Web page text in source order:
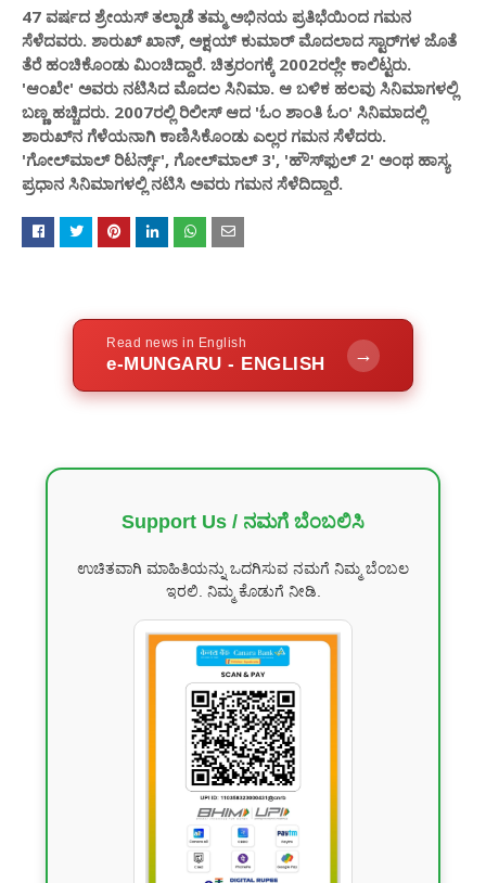
47 ವರ್ಷದ ಶ್ರೇಯಸ್ ತಲ್ಪಾಡೆ ತಮ್ಮ ಅಭಿನಯ ಪ್ರತಿಭೆಯಿಂದ ಗಮನ
ಸೆಳೆದವರು. ಶಾರುಖ್ ಖಾನ್, ಅಕ್ಷಯ್ ಕುಮಾರ್ ಮೊದಲಾದ ಸ್ಟಾರ್‌ಗಳ ಜೊತೆ
ತೆರೆ ಹಂಚಿಕೊಂಡು ಮಿಂಚಿದ್ದಾರೆ. ಚಿತ್ರರಂಗಕ್ಕೆ 2002ರಲ್ಲೇ ಕಾಲಿಟ್ಟರು.
'ಆಂಖೇ' ಅವರು ನಟಿಸಿದ ಮೊದಲ ಸಿನಿಮಾ. ಆ ಬಳಿಕ ಹಲವು ಸಿನಿಮಾಗಳಲ್ಲಿ
ಬಣ್ಣ ಹಚ್ಚಿದರು. 2007ರಲ್ಲಿ ರಿಲೀಸ್ ಆದ 'ಓಂ ಶಾಂತಿ ಓಂ' ಸಿನಿಮಾದಲ್ಲಿ
ಶಾರುಖ್‌ನ ಗೆಳೆಯನಾಗಿ ಕಾಣಿಸಿಕೊಂಡು ಎಲ್ಲರ ಗಮನ ಸೆಳೆದರು.
'ಗೋಲ್‌ಮಾಲ್‌ ರಿಟರ್ನ್ಸ್', ಗೋಲ್‌ಮಾಲ್ 3', 'ಹೌಸ್‌ಫುಲ್ 2' ಅಂಥ ಹಾಸ್ಯ
ಪ್ರಧಾನ ಸಿನಿಮಾಗಳಲ್ಲಿ ನಟಿಸಿ ಅವರು ಗಮನ ಸೆಳೆದಿದ್ದಾರೆ.
Read news in English
e-MUNGARU - ENGLISH →
Support Us / ನಮಗೆ ಬೆಂಬಲಿಸಿ
ಉಚಿತವಾಗಿ ಮಾಹಿತಿಯನ್ನು ಒದಗಿಸುವ ನಮಗೆ ನಿಮ್ಮ ಬೆಂಬಲ
ಇರಲಿ. ನಿಮ್ಮ ಕೊಡುಗೆ ನೀಡಿ.